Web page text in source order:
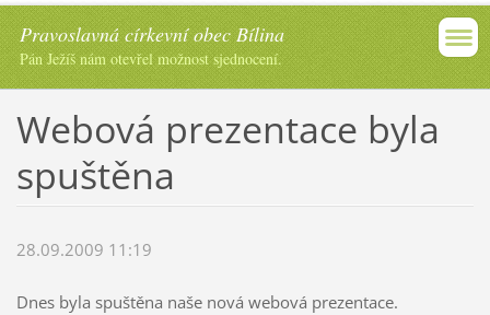
Pravoslavná církevní obec Bílina
Pán Ježíš nám otevřel možnost sjednocení.
Webová prezentace byla
spuštěna
28.09.2009 11:19
Dnes byla spuštěna naše nová webová prezentace.